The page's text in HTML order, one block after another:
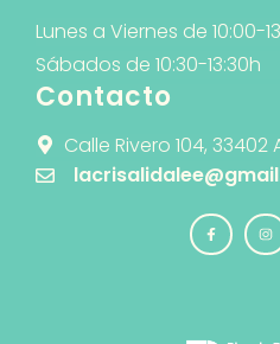
Lunes a Viernes de 10:00-
Sábados de 10:30-13:30h
Contacto
Calle Rivero 104, 33402